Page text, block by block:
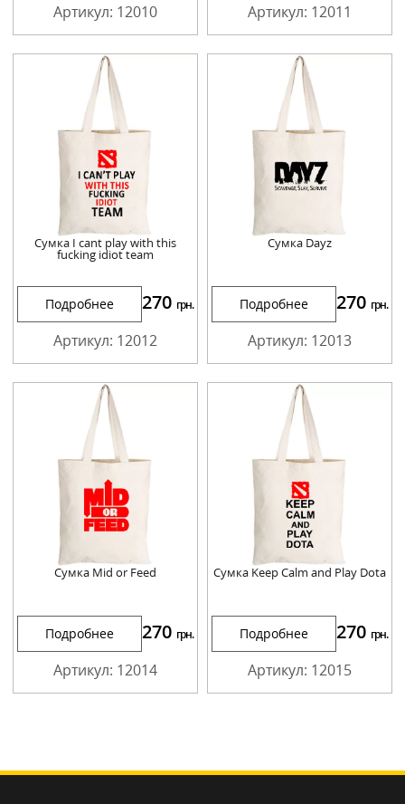
Артикул: 12010 Артикул: 12011
Сумка I cant play with this
fucking idiot team
Подробнее 270 грн.
Артикул: 12012
Сумка Dayz
Подробнее 270 грн.
Артикул: 12013
Сумка Mid or Feed
Подробнее 270 грн.
Артикул: 12014
Сумка Keep Calm and Play Dota
Подробнее 270 грн.
Артикул: 12015